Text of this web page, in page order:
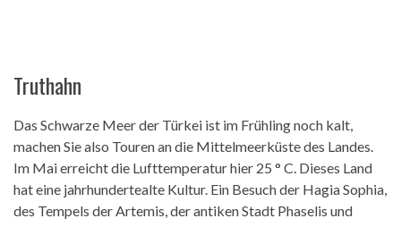
Truthahn
Das Schwarze Meer der Türkei ist im Frühling noch kalt,
machen Sie also Touren an die Mittelmeerküste des Landes.
Im Mai erreicht die Lufttemperatur hier 25 ° C. Dieses Land
hat eine jahrhundertealte Kultur. Ein Besuch der Hagia Sophia,
des Tempels der Artemis, der antiken Stadt Phaselis und